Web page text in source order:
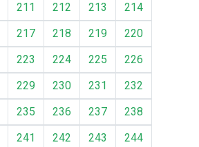
211 212 213
214
217 218 219
220
223 224 225
226
229 230 231
232
235 236 237
238
241 242 243
244